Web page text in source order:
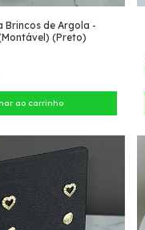
Brincos de Argola -
(Preto)